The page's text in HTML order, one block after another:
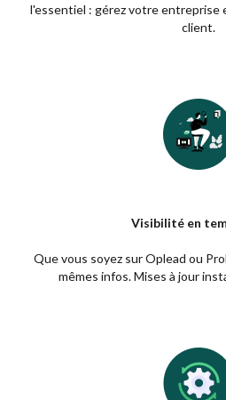
l'essentiel : gérez votre entreprise
client.
Visibilité en
Que vous soyez sur Oplead ou
mêmes infos. Mises à jour